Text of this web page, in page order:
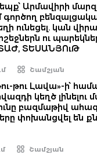
Արմավիրի
ունեցել. կան
ու
ՏԵՍԱՆՅՈւԹ
Շամշյան
թու Լավա»-ի՝
կեղծ լինելու
բազմաթիվ
փոխանցվել են
Շամշյան